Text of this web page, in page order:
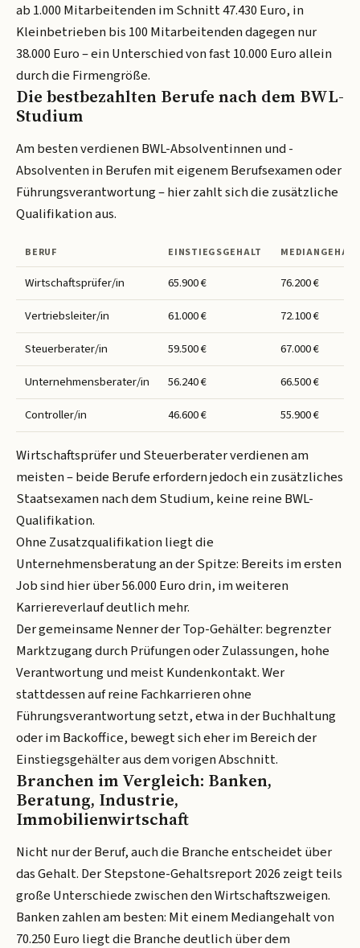
ab 1.000 Mitarbeitenden im Schnitt 47.430 Euro, in
Kleinbetrieben bis 100 Mitarbeitenden dagegen nur
38.000 Euro – ein Unterschied von fast 10.000 Euro allein
durch die Firmengröße.
Die bestbezahlten Berufe nach dem BWL-
Studium
Am besten verdienen BWL-Absolventinnen und -
Absolventen in Berufen mit eigenem Berufsexamen oder
Führungsverantwortung – hier zahlt sich die zusätzliche
Qualifikation aus.
BERUF EINSTIEGSGEHALT MEDIANGEHALT
Wirtschaftsprüfer/in 65.900 €
76.200 €
Vertriebsleiter/in
61.000 €
72.100 €
Steuerberater/in
59.500 €
67.000 €
Unternehmensberater/in
56.240 €
66.500 €
Controller/in
46.600 € 55.900 €
Wirtschaftsprüfer und Steuerberater verdienen am
meisten – beide Berufe erfordern jedoch ein zusätzliches
Staatsexamen nach dem Studium, keine reine BWL-
Qualifikation.
Ohne Zusatzqualifikation liegt die
Unternehmensberatung an der Spitze: Bereits im ersten
Job sind hier über 56.000 Euro drin, im weiteren
Karriereverlauf deutlich mehr.
Der gemeinsame Nenner der Top-Gehälter: begrenzter
Marktzugang durch Prüfungen oder Zulassungen, hohe
Verantwortung und meist Kundenkontakt. Wer
stattdessen auf reine Fachkarrieren ohne
Führungsverantwortung setzt, etwa in der Buchhaltung
oder im Backoffice, bewegt sich eher im Bereich der
Einstiegsgehälter aus dem vorigen Abschnitt.
Branchen im Vergleich: Banken,
Beratung, Industrie,
Immobilienwirtschaft
Nicht nur der Beruf, auch die Branche entscheidet über
das Gehalt. Der Stepstone-Gehaltsreport 2026 zeigt teils
große Unterschiede zwischen den Wirtschaftszweigen.
Banken zahlen am besten: Mit einem Mediangehalt von
70.250 Euro liegt die Branche deutlich über dem